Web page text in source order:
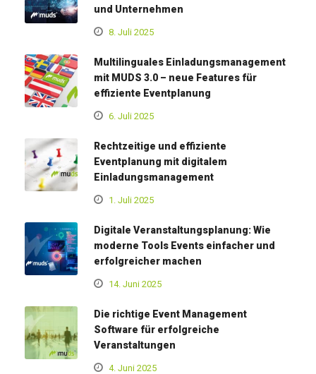
und Unternehmen
8. Juli 2025
Multilinguales Einladungsmanagement
mit MUDS 3.0 – neue Features für
effiziente Eventplanung
6. Juli 2025
Rechtzeitige und effiziente
Eventplanung mit digitalem
Einladungsmanagement
1. Juli 2025
Digitale Veranstaltungsplanung: Wie
moderne Tools Events einfacher und
erfolgreicher machen
14. Juni 2025
Die richtige Event Management
Software für erfolgreiche
Veranstaltungen
4. Juni 2025